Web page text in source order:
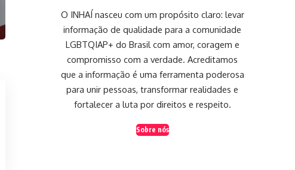
O INHAÍ nasceu com um propósito claro: levar
informação de qualidade para a comunidade
LGBTQIAP+ do Brasil com amor, coragem e
compromisso com a verdade. Acreditamos
que a informação é uma ferramenta poderosa
para unir pessoas, transformar realidades e
fortalecer a luta por direitos e respeito.
Sobre nós